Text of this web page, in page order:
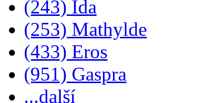
(243) Ida
(253) Mathylde
(433) Eros
(951) Gaspra
...další